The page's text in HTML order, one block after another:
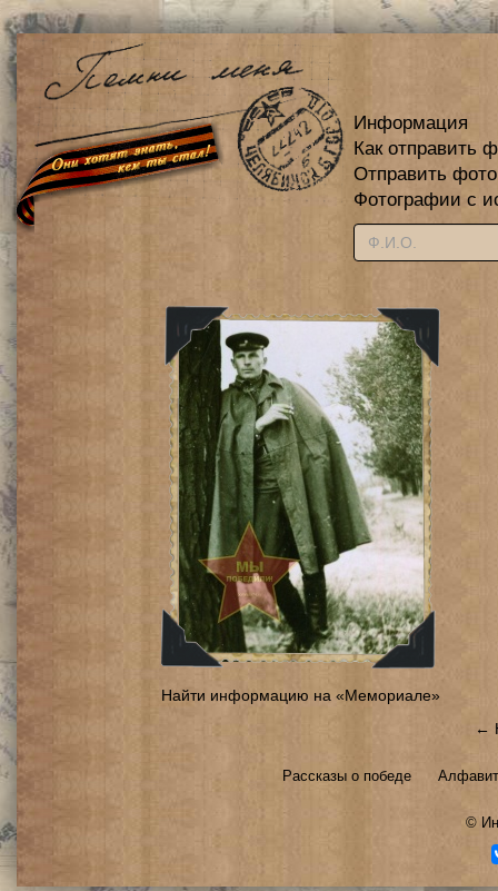
Информация
Как отправить
Отправить
Фотографии с
Найти информацию на «Мемориале»
←
Рассказы о победе
©